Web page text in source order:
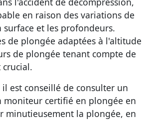
en raison des variations de
surface et les profondeurs.
de plongée adaptées à l'altitude
de plongée tenant compte de
il est conseillé de consulter un
moniteur certifié en plongée en
minutieusement la plongée, en